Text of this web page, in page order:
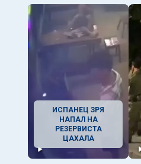
ИСПАНЕЦ ЗРЯ
НАПАЛ НА
РЕЗЕРВИСТА
ЦАХАЛА